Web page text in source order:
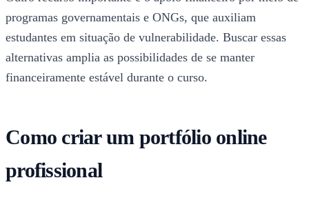
programas governamentais e ONGs, que auxiliam
estudantes em situação de vulnerabilidade. Buscar essas
alternativas amplia as possibilidades de se manter
financeiramente estável durante o curso.
Como criar um portfólio online
profissional